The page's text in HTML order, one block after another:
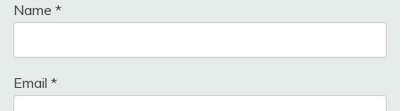
Name *
Email *